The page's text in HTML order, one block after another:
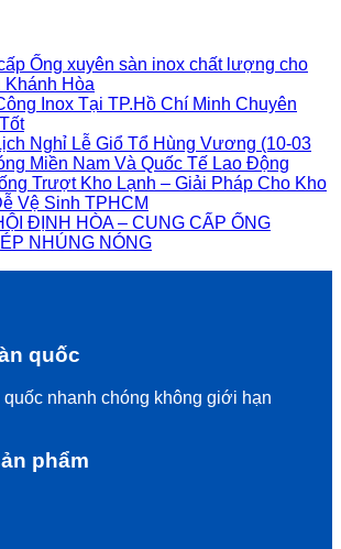
Ống xuyên sàn inox chất lượng cho
Khánh Hòa
Inox Tại TP.Hồ Chí Minh Chuyên
Nghỉ Lễ Giổ Tổ Hùng Vương (10-03
Miền Nam Và Quốc Tế Lao Động
Trượt Kho Lạnh – Giải Pháp Cho Kho
Vệ Sinh TPHCM
ĐỊNH HÒA – CUNG CẤP ỐNG
NHÚNG NÓNG
quốc
nhanh chóng không giới hạn
phẩm